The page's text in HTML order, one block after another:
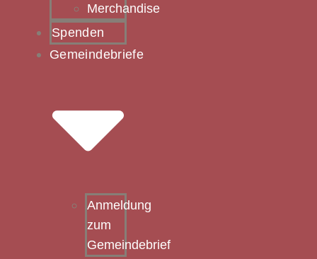
Merchandise
Spenden
Gemeindebriefe
Anmeldung
zum
Gemeindebrief